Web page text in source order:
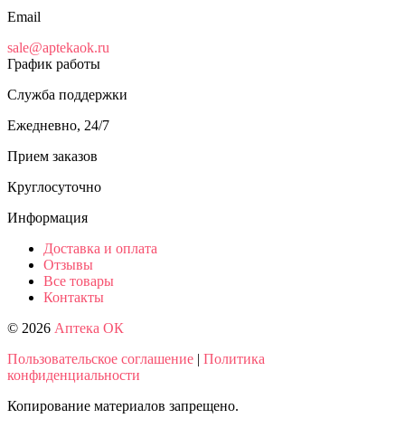
Email
sale@aptekaok.ru
График работы
Служба поддержки
Ежедневно, 24/7
Прием заказов
Круглосуточно
Информация
Доставка и оплата
Отзывы
Все товары
Контакты
© 2026 Аптека ОК
Пользовательское соглашение | Политика
конфиденциальности
Копирование материалов запрещено.